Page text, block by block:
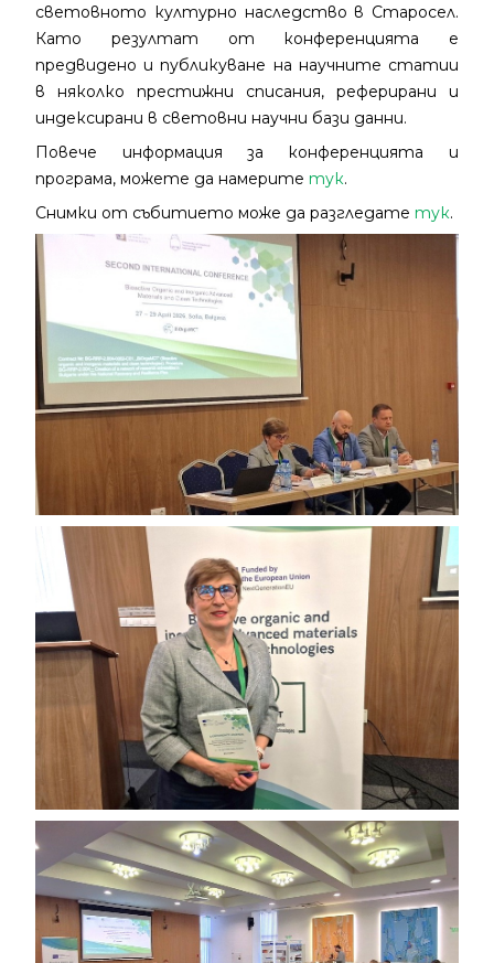
световното културно наследство в Старосел.
Като резултат от конференцията е
предвидено и публикуване на научните статии
в няколко престижни списания, реферирани и
индексирани в световни научни бази данни.
Повече информация за конференцията и
програма, можете да намеритетук.
Снимки от събитието може да разгледатетук.